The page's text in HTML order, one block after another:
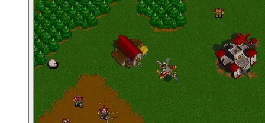
00:33:38 Der Multiplayer-Modus
00:36:40 Bill Roper und die Sprachausgabe
00:39:27 Warcraft: Orcs & Humans erscheint (1994)